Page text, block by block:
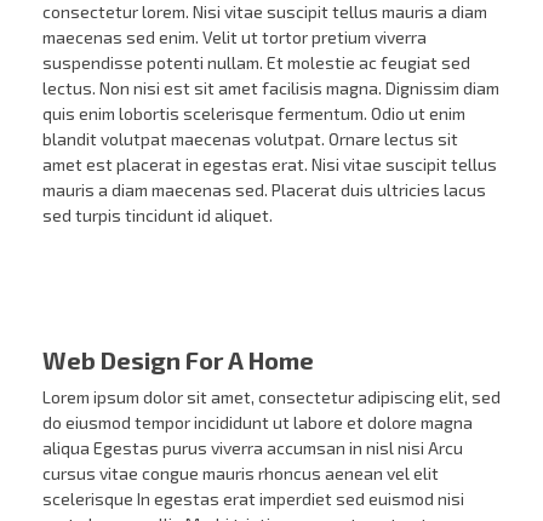
consectetur lorem. Nisi vitae suscipit tellus mauris a diam
maecenas sed enim. Velit ut tortor pretium viverra
suspendisse potenti nullam. Et molestie ac feugiat sed
lectus. Non nisi est sit amet facilisis magna. Dignissim diam
quis enim lobortis scelerisque fermentum. Odio ut enim
blandit volutpat maecenas volutpat. Ornare lectus sit
amet est placerat in egestas erat. Nisi vitae suscipit tellus
mauris a diam maecenas sed. Placerat duis ultricies lacus
sed turpis tincidunt id aliquet.
Web Design For A Home
Lorem ipsum dolor sit amet, consectetur adipiscing elit, sed
do eiusmod tempor incididunt ut labore et dolore magna
aliqua Egestas purus viverra accumsan in nisl nisi Arcu
cursus vitae congue mauris rhoncus aenean vel elit
scelerisque In egestas erat imperdiet sed euismod nisi